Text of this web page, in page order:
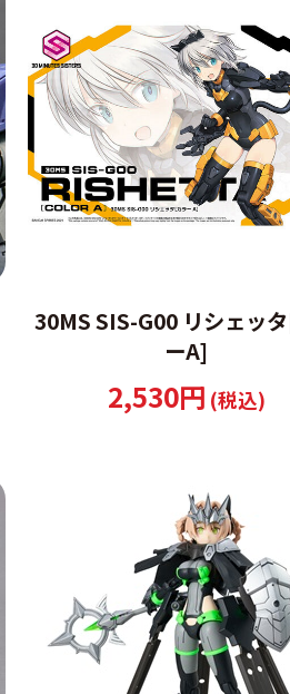
30MS SIS-G00 リシェッ
ーA]
2,530円 (税込)